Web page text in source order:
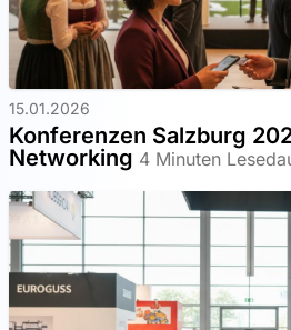
15.01.2026
Konferenzen Salzburg
Networking 4 Minuten